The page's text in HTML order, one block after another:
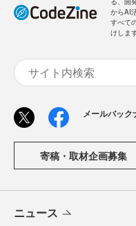
からAI
すべて
けします
メールバック
寄稿・取材企画募集
ニュース